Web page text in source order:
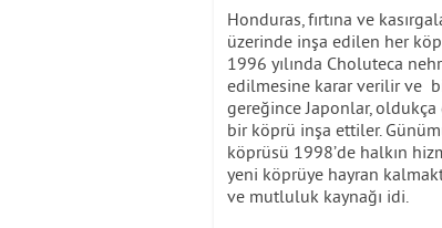
Honduras, fırtına ve
üzerinde inşa edilen her
1996 yılında Choluteca
edilmesine karar verilir ve
gereğince Japonlar,
bir köprü inşa ettiler.
köprüsü 1998’de halkın
yeni köprüye hayran
ve mutluluk kaynağı idi.